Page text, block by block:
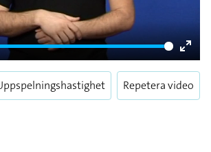
Enter
Repetera video